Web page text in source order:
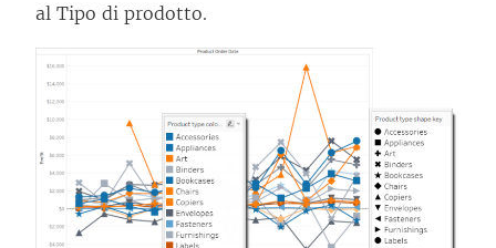
al Tipo di prodotto.